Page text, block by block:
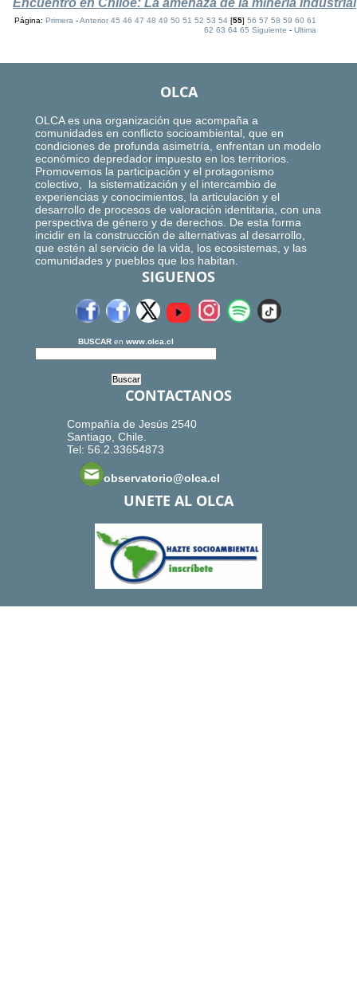
Encuentro en Chiloé: La amenaza de la minería industrial
Página:Primera -Anterior 45 46 47 48 49 50 51 52 53 54 [55]56 57 58 59 60 61
62 63 64 65 Siguiente -Ultima
OLCA
OLCA es una organización que acompaña a
comunidades en conflicto socioambiental, que en
condiciones de profunda asimetría, enfrentan un modelo
económico depredador impuesto en los territorios.
Promovemos la participación y el protagonismo
colectivo, la sistematización y el intercambio de
experiencias y conocimientos, la articulación y el
desarrollo de procesos de valoración identitaria, con una
perspectiva de género y de derechos. De esta forma
incidir en la construcción de alternativas al desarrollo,
que estén al servicio de la vida, los ecosistemas, y las
comunidades y pueblos que los habitan.
SIGUENOS
BUSCAR en www.olca.cl
CONTACTANOS
Compañía de Jesús 2540
Santiago, Chile.
Tel: 56.2.33654873
observatorio@olca.cl
UNETE AL OLCA